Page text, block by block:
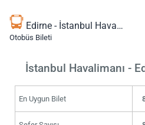
Edirne - İstanbul Havalimanı
Otobüs Bileti
İstanbul Havalimanı -
En Uygun Bilet